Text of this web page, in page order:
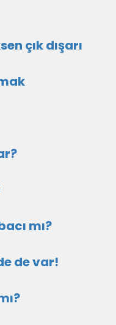
çık dışarı
mı?
de var!